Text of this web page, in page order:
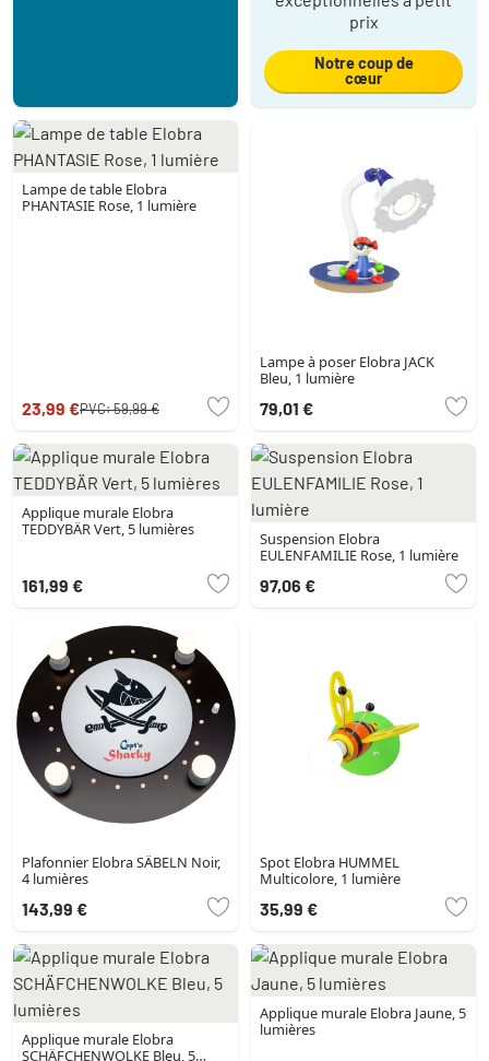
prix
Notre coup de
cœur
Lampe de table Elobra
PHANTASIE Rose, 1 lumière
23,99 €PVC:59,99 €
Lampe à poser Elobra JACK
Bleu, 1 lumière
79,01 €
Applique murale Elobra
TEDDYBÄR Vert, 5 lumières
161,99 €
Suspension Elobra
EULENFAMILIE Rose, 1 lumière
97,06 €
Plafonnier Elobra SÄBELN Noir,
4 lumières
143,99 €
Spot Elobra HUMMEL
Multicolore, 1 lumière
35,99 €
Applique murale Elobra
SCHÄFCHENWOLKE Bleu, 5
Applique murale Elobra Jaune, 5
lumières